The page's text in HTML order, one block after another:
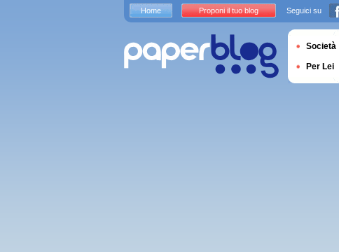
Home Proponi il tuo blog Seguici su
Società
Per Lei